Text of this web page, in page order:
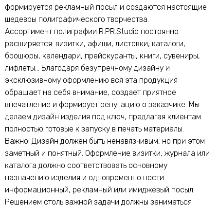
формируется рекламный посыл и создаются настоящие
шедевры полиграфического творчества.
Ассортимент полиграфии R.PR.Studio постоянно
расширяется: визитки, афиши, листовки, каталоги,
брошюры, календари, прейскуранты, книги, сувениры,
лифлеты… Благодаря безупречному дизайну и
эксклюзивному оформлению вся эта продукция
обращает на себя внимание, создает приятное
впечатление и формирует репутацию о заказчике. Мы
делаем дизайн изделия под ключ, предлагая клиентам
полностью готовые к запуску в печать материалы.
Важно! Дизайн должен быть ненавязчивым, но при этом
заметный и понятный. Оформление визитки, журнала или
каталога должно соответствовать основному
назначению изделия и одновременно нести
информационный, рекламный или имиджевый посыл.
Решением столь важной задачи должны заниматься